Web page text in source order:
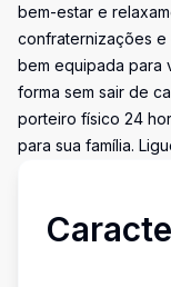
bem-estar e
confraternizações
bem equipada para
forma sem sair de
porteiro físico 24
para sua família.